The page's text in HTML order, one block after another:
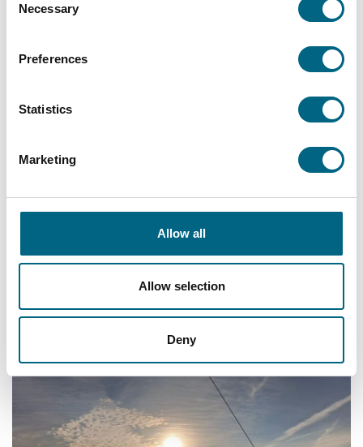
Selection
Necessary
Preferences
Statistics
Marketing
Allow all
Allow selection
Deny
kehuu Pirkko Laine
kulki Mallorcalta Italian Livornoon ja Savonaan, sieltä
Ranskaan ja takaisin Espanjaan Barcelonassa ja Valenciassa